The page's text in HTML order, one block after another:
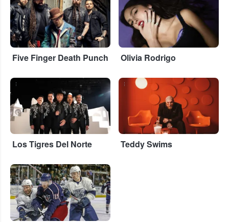
Five Finger Death Punch Olivia Rodrigo
...
Los Tigres Del Norte
...
Teddy Swims
Six Degrees